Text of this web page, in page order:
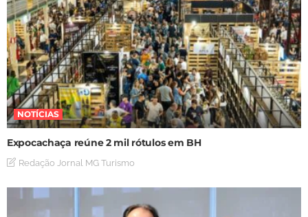
NOTÍCIAS
Expocachaça reúne 2 mil rótulos em BH
Redação Jornal MG Turismo